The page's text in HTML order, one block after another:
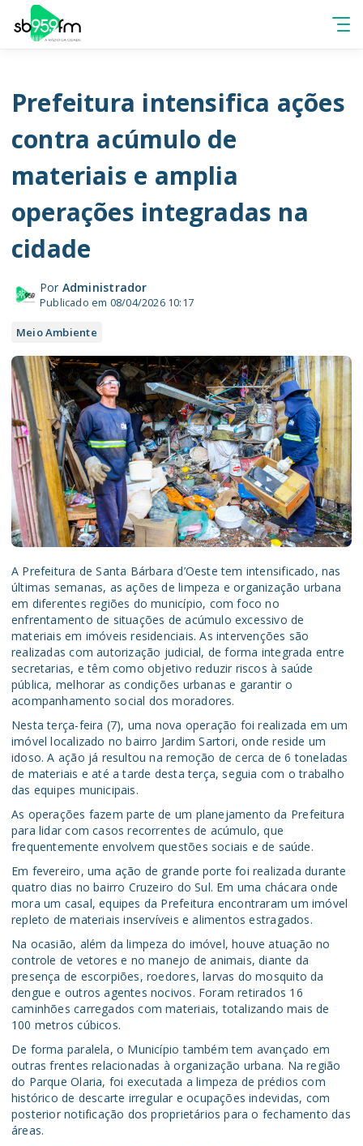
Prefeitura intensifica ações
contra acúmulo de
materiais e amplia
operações integradas na
cidade
Por Administrador
Publicado em 08/04/2026 10:17
Meio Ambiente
A Prefeitura de Santa Bárbara d’Oeste tem intensificado, nas
últimas semanas, as ações de limpeza e organização urbana
em diferentes regiões do município, com foco no
enfrentamento de situações de acúmulo excessivo de
materiais em imóveis residenciais. As intervenções são
realizadas com autorização judicial, de forma integrada entre
secretarias, e têm como objetivo reduzir riscos à saúde
pública, melhorar as condições urbanas e garantir o
acompanhamento social dos moradores.
Nesta terça-feira (7), uma nova operação foi realizada em um
imóvel localizado no bairro Jardim Sartori, onde reside um
idoso. A ação já resultou na remoção de cerca de 6 toneladas
de materiais e até a tarde desta terça, seguia com o trabalho
das equipes municipais.
As operações fazem parte de um planejamento da Prefeitura
para lidar com casos recorrentes de acúmulo, que
frequentemente envolvem questões sociais e de saúde.
Em fevereiro, uma ação de grande porte foi realizada durante
quatro dias no bairro Cruzeiro do Sul. Em uma chácara onde
mora um casal, equipes da Prefeitura encontraram um imóvel
repleto de materiais inservíveis e alimentos estragados.
Na ocasião, além da limpeza do imóvel, houve atuação no
controle de vetores e no manejo de animais, diante da
presença de escorpiões, roedores, larvas do mosquito da
dengue e outros agentes nocivos. Foram retirados 16
caminhões carregados com materiais, totalizando mais de
100 metros cúbicos.
De forma paralela, o Município também tem avançado em
outras frentes relacionadas à organização urbana. Na região
do Parque Olaria, foi executada a limpeza de prédios com
histórico de descarte irregular e ocupações indevidas, com
posterior notificação dos proprietários para o fechamento das
áreas.